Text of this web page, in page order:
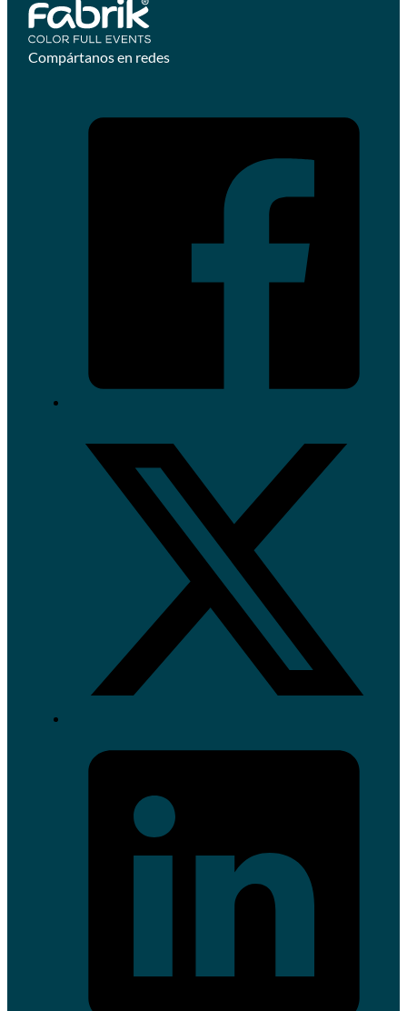
Compártanos en redes